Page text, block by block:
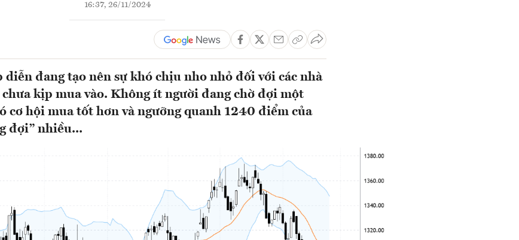
16:37, 26/11/2024
diễn đang tạo nên sự khó chịu nho nhỏ đối với các nhà
kịp mua vào. Không ít người đang chờ đợi một
cơ hội mua tốt hơn và ngưỡng quanh 1240 điểm của
đợi” nhiều...